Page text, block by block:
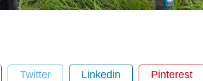
Twitter Linkedin Pinterest